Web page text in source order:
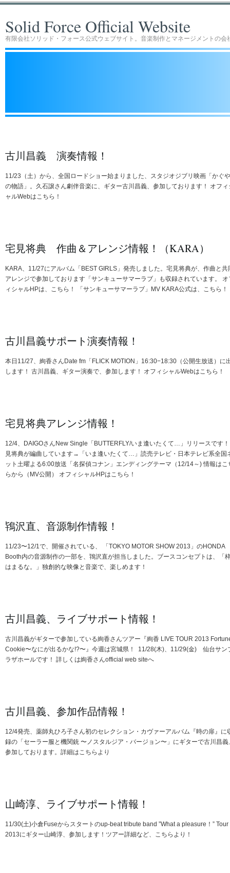
Solid Force Official Website
有限会社ソリッド・フォース公式ウェブサイト。音楽制作とマネージメントの会
古川昌義 演奏情報！
11/23（土）から、全国ロードショー始まりました、スタジオジブリ映画「かぐ
の物語」。久石譲さん劇伴音楽に、ギター古川昌義、参加しております！ オフィ
ャルWebはこちら！
宅見将典 作曲＆アレンジ情報！（KARA）
KARA、11/27にアルバム「BEST GIRLS」発売しました。宅見将典が、作曲と共
アレンジで参加しております「サンキューサマーラブ」も収録されています。 オ
ィシャルHPは、こちら！ 「サンキューサマーラブ」MV KARA公式は、こちら！
古川昌義サポート演奏情報！
本日11/27、絢香さんDate fm「FLICK MOTION」16:30−18:30（公開生放送）に
します！ 古川昌義、ギター演奏で、参加します！ オフィシャルWebはこちら！
宅見将典アレンジ情報！
12/4、DAIGOさんNew Single「BUTTERFLY/いま逢いたくて…」リリースです
見将典が編曲しています→「いま逢いたくて…」読売テレビ・日本テレビ系全国
ット土曜よる6:00放送「名探偵コナン」エンディングテーマ（12/14～) 情報はこ
らから（MV公開） オフィシャルHPはこちら！
鴇沢直、音源制作情報！
11/23〜12/1で、開催されている、 「TOKYO MOTOR SHOW 2013」のHONDA
Booth内の音源制作の一部を、鴇沢直が担当しました。ブースコンセプトは、「
はまるな。」独創的な映像と音楽で、楽しめます！
古川昌義、ライブサポート情報！
古川昌義がギターで参加している絢香さんツアー『絢香 LIVE TOUR 2013
Cookie〜なにが出るかな!?〜』今週は宮城県！ 11/28(木)、11/29(金) 仙台サン
ラザホールです！ 詳しくは絢香さんofficial web siteへ
古川昌義、参加作品情報！
12/4発売、薬師丸ひろ子さん初のセレクション・カヴァーアルバム『時の扉』に
録の「セーラー服と機関銃 〜ノスタルジア・バージョン〜」にギターで古川昌義
参加しております。詳細はこちらより
山崎淳、ライブサポート情報！
11/30(土)小倉Fuseからスタートのup-beat tribute band ”What a pleasure！” Tour
2013にギター山崎淳、参加します！ツアー詳細など、こちらより！